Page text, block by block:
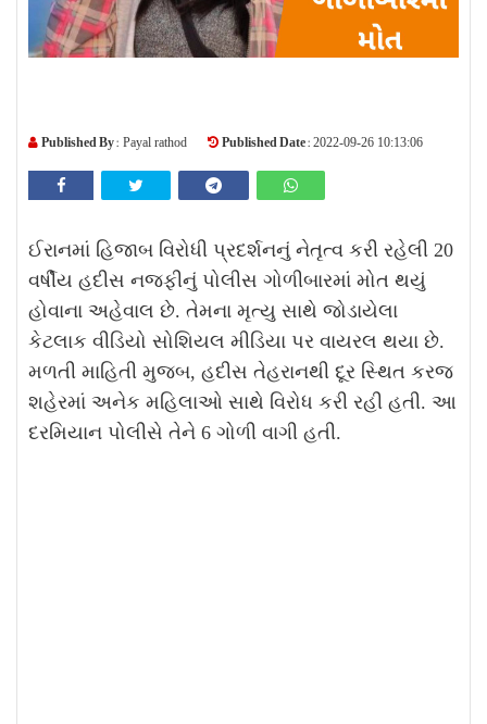
Published By : Payal rathod Published Date : 2022-09-26 10:13:06
ઈરાનમાં હિજાબ વિરોધી પ્રદર્શનનું નેતૃત્વ કરી રહેલી 20
વર્ષીય હદીસ નજફીનું પોલીસ ગોળીબારમાં મોત થયું
હોવાના અહેવાલ છે. તેમના મૃત્યુ સાથે જોડાયેલા
કેટલાક વીડિયો સોશિયલ મીડિયા પર વાયરલ થયા છે.
મળતી માહિતી મુજબ, હદીસ તેહરાનથી દૂર સ્થિત કરજ
શહેરમાં અનેક મહિલાઓ સાથે વિરોધ કરી રહી હતી. આ
દરમિયાન પોલીસે તેને 6 ગોળી વાગી હતી.